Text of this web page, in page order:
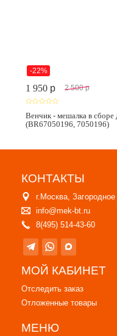
-22%
1 950 p 2 500 p
Венчик - мешалка в сборе
(BR67050196, 7050196)
КОНТАКТЫ
г.Москва,
info@mek-bt.ru
8(495) 514-43-60
МОЙ КАБИНЕТ
Отследить заказ
Отложенные товары
МЕНЮ